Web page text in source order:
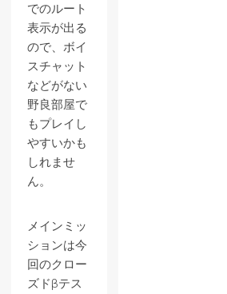
でのルート
表示が出る
ので、ボイ
スチャット
などがない
野良部屋で
もプレイし
やすいかも
しれませ
ん。
メインミッ
ションは今
回のクロー
ズドβテス